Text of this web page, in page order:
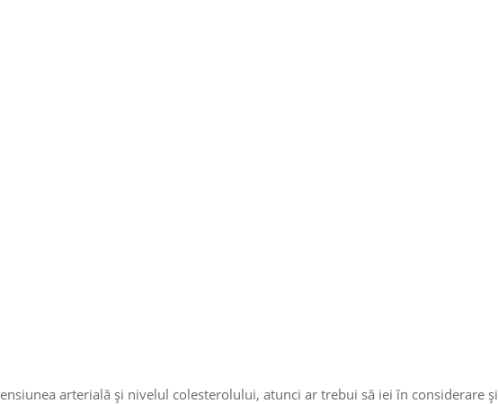
arterială și nivelul colesterolului, atunci ar trebui să iei în considerare și